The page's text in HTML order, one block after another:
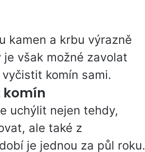
kamen a krbu výrazně
však možné zavolat
komín sami.
komín
uchýlit nejen tehdy,
ale také z
je jednou za půl roku.